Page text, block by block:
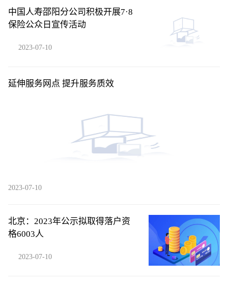
中国人寿邵阳分公司积极开展7·8
保险公众日宣传活动
2023-07-10
延伸服务网点 提升服务质效
2023-07-10
北京：2023年公示拟取得落户资
格6003人
2023-07-10